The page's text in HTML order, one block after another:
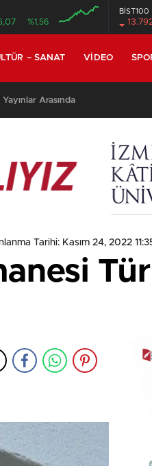
%1,56
BİST100
– SANAT VIDEO
Arasında
Tarihi: Kasım 24, 2022